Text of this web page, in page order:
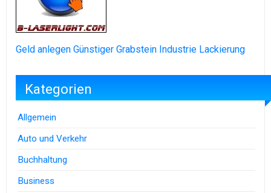
Geld anlegen Günstiger Grabstein Industrie Lackierung
Kategorien
Allgemein
Auto und Verkehr
Buchhaltung
Business